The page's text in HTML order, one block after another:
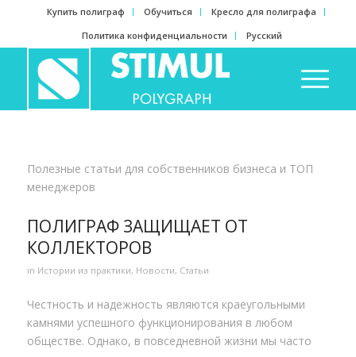
Купить полиграф Обучиться
Кресло для полиграфа
Политика конфиденциальности
Русский
Полезные статьи для собственников бизнеса и ТОП
менеджеров
ПОЛИГРАФ ЗАЩИЩАЕТ ОТ
КОЛЛЕКТОРОВ
in Истории из практики, Новости, Статьи
Честность и надежность являются краеугольными
камнями успешного функционирования в любом
обществе. Однако, в повседневной жизни мы часто